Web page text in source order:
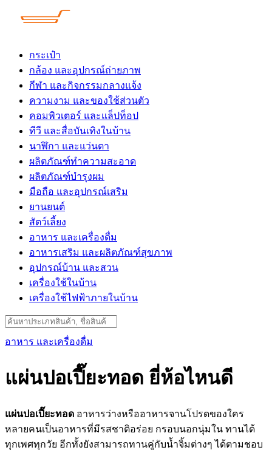
กระเป๋า
กล้อง และอุปกรณ์ถ่ายภาพ
กีฬา และกิจกรรมกลางแจ้ง
ความงาม และของใช้ส่วนตัว
คอมพิวเตอร์ และแล็ปท็อป
ทีวี และสื่อบันเทิงในบ้าน
นาฬิกา และแว่นตา
ผลิตภัณฑ์ทำความสะอาด
ผลิตภัณฑ์บำรุงผม
มือถือ และอุปกรณ์เสริม
ยานยนต์
สัตว์เลี้ยง
อาหาร และเครื่องดื่ม
อาหารเสริม และผลิตภัณฑ์สุขภาพ
อุปกรณ์บ้าน และสวน
เครื่องใช้ในบ้าน
เครื่องใช้ไฟฟ้าภายในบ้าน
Search
for:
อาหาร และเครื่องดื่ม
แผ่นปอเปี๊ยะทอด ยี่ห้อไหนดี
แผ่นปอเปี๊ยะทอด อาหารว่างหรืออาหารจานโปรดของใคร
หลายคนเป็นอาหารที่มีรสชาติอร่อย กรอบนอกนุ่มใน ทานได้
ทุกเพศทุกวัย อีกทั้งยังสามารถทานคู่กับน้ำจิ้มต่างๆ ได้ตามชอบ